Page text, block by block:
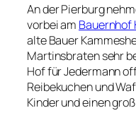
An der Pierburg
vorbei am Bauernhof
alte Bauer
Martinsbraten sehr
Hof für Jedermann
Reibekuchen und
Kinder und einen